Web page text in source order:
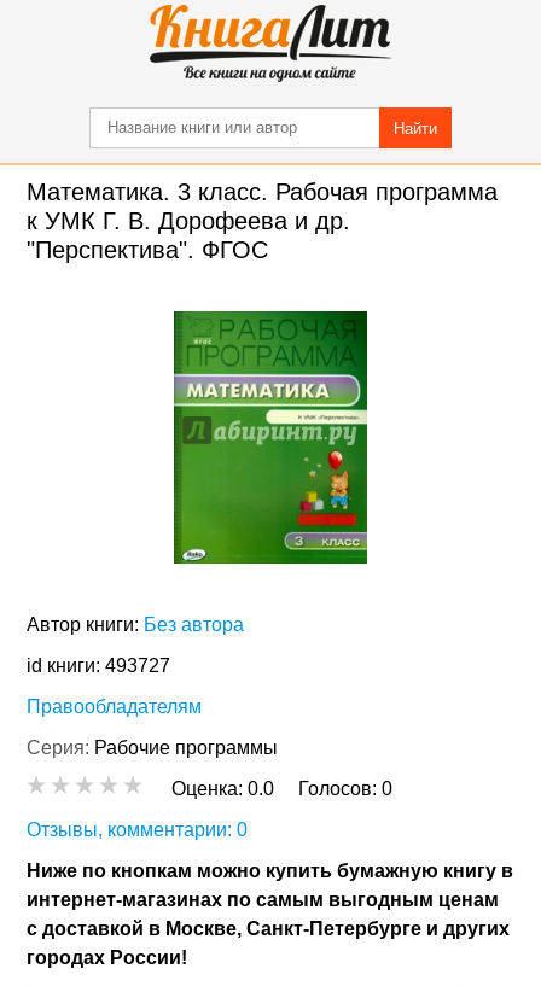
Найти
Математика. 3 класс. Рабочая программа
к УМК Г. В. Дорофеева и др.
"Перспектива". ФГОС
Автор книги: Без автора
id книги: 493727
Правообладателям
Серия: Рабочие программы
Оценка:0.0 Голосов:0
Отзывы, комментарии: 0
Ниже по кнопкам можно купить бумажную книгу в
интернет-магазинах по самым выгодным ценам
с доставкой в Москве, Санкт-Петербурге и других
городах России!